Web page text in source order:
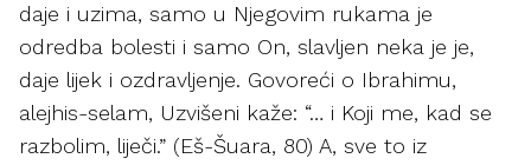
daje i uzima, samo u Njegovim rukama je
odredba bolesti i samo On, slavljen neka je je,
daje lijek i ozdravljenje. Govoreći o Ibrahimu,
alejhis-selam, Uzvišeni kaže: “… i Koji me, kad se
razbolim, liječi.” (Eš-Šuara, 80) A, sve to iz